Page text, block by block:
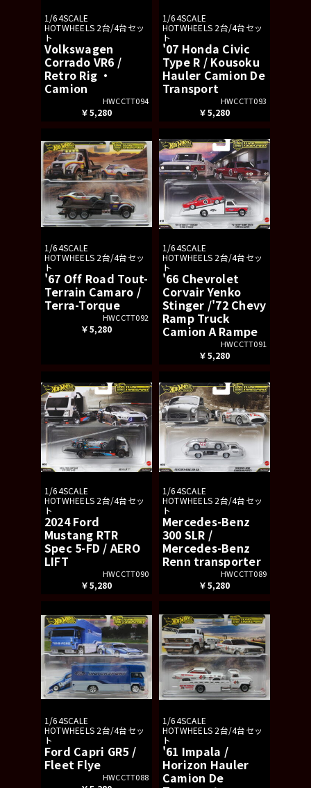
1/64SCALE
HOTWHEELS 2台/4台セッ
ト
Volkswagen
Corrado VR6 /
Retro Rig ・
Camion
HWCCTT094
￥5,280
1/64SCALE
HOTWHEELS 2台/4台セッ
ト
'07 Honda Civic
Type R / Kousoku
Hauler Camion De
Transport
HWCCTT093
￥5,280
1/64SCALE
HOTWHEELS 2台/4台セッ
ト
'67 Off Road Tout-
Terrain Camaro /
Terra-Torque
HWCCTT092
￥5,280
1/64SCALE
HOTWHEELS 2台/4台セッ
ト
'66 Chevrolet
Corvair Yenko
Stinger /'72 Chevy
Ramp Truck
Camion A Rampe
HWCCTT091
￥5,280
1/64SCALE
HOTWHEELS 2台/4台セッ
ト
2024 Ford
Mustang RTR
Spec 5-FD / AERO
LIFT
HWCCTT090
￥5,280
1/64SCALE
HOTWHEELS 2台/4台セッ
ト
Mercedes-Benz
300 SLR /
Mercedes-Benz
Renn transporter
HWCCTT089
￥5,280
1/64SCALE
HOTWHEELS 2台/4台セッ
ト
Ford Capri GR5 /
Fleet Flye
HWCCTT088
1/64SCALE
HOTWHEELS 2台/4台セッ
ト
'61 Impala /
Horizon Hauler
Camion De